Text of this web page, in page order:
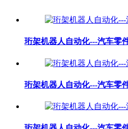
珩架机器人自动化---汽车零
珩架机器人自动化---汽车零